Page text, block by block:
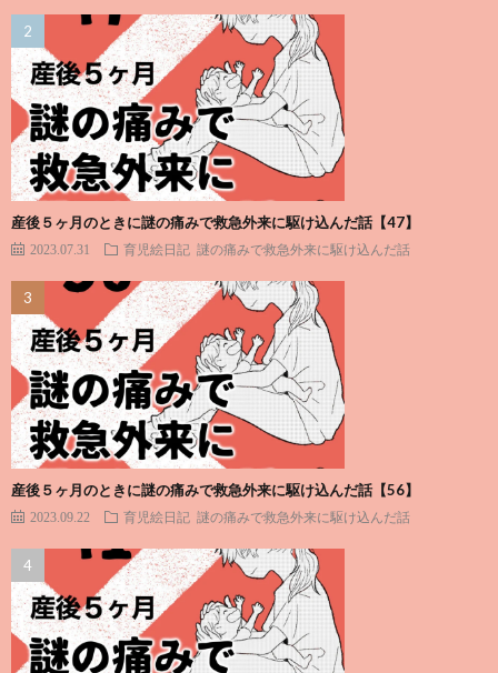
産後５ヶ月のときに謎の痛みで救急外来に駆け込んだ話【47】
2023.07.31 育児絵日記 謎の痛みで救急外来に駆け込んだ話
産後５ヶ月のときに謎の痛みで救急外来に駆け込んだ話【56】
2023.09.22 育児絵日記 謎の痛みで救急外来に駆け込んだ話